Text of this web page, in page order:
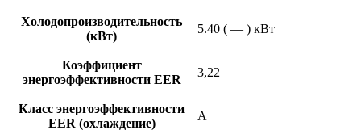
Холодопроизводительность
(кВт)
5.40 ( — ) кВт
Коэффициент
энергоэффективности EER
3,22
Класс энергоэффективности
EER (охлаждение)
A